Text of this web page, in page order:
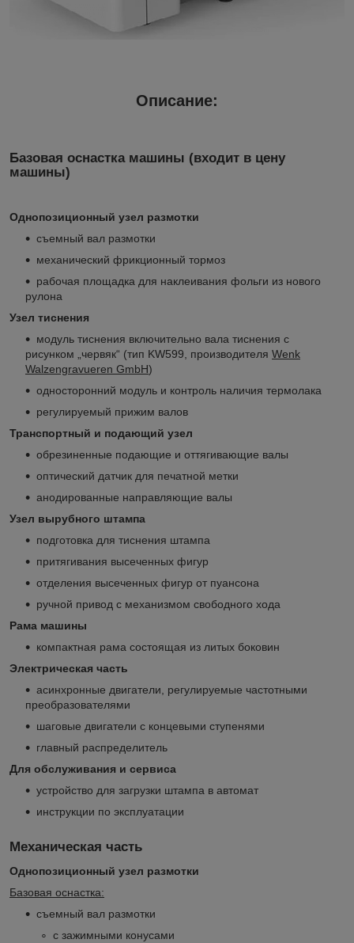
Описание:
Базовая оснастка машины (входит в цену
машины)
Однопозиционный узел размотки
съемный вал размотки
механический фрикционный тормоз
рабочая площадка для наклеивания фольги из нового
рулона
Узел тиснения
модуль тиснения включительно вала тиснения с
рисунком „червяк“ (тип KW599, производителя Wenk
Walzengravueren GmbH)
односторонний модуль и контроль наличия термолака
регулируемый прижим валов
Транспортный и подающий узел
обрезиненные подающие и оттягивающие валы
оптический датчик для печатной метки
анодированные направляющие валы
Узел вырубного штампа
подготовка для тиснения штампа
притягивания высеченных фигур
отделения высеченных фигур от пуансона
ручной привод с механизмом свободного хода
Рама машины
компактная рама состоящая из литых боковин
Электрическая часть
асинхронные двигатели, регулируемые частотными
преобразователями
шаговые двигатели с концевыми ступенями
главный распределитель
Для обслуживания и сервиса
устройство для загрузки штампа в автомат
инструкции по эксплуатации
Механическая часть
Однопозиционный узел размотки
Базовая оснастка:
съемный вал размотки
с зажимными конусами